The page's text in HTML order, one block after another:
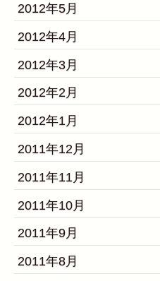
2012年5月
2012年4月
2012年3月
2012年2月
2012年1月
2011年12月
2011年11月
2011年10月
2011年9月
2011年8月